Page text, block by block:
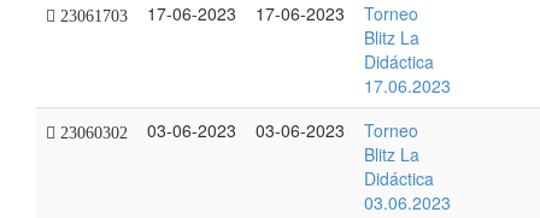
23061703 17-06-2023 17-06-2023
Torneo
Blitz La
Didáctica
17.06.2023
23060302 03-06-2023 03-06-2023
Torneo
Blitz La
Didáctica
03.06.2023